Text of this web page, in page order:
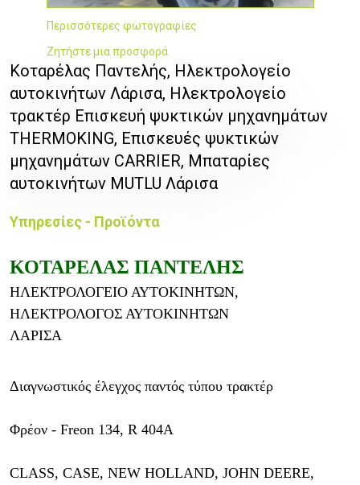
Περισσότερες φωτογραφίες
Ζητήστε μια προσφορά
Κοταρέλας Παντελής, Ηλεκτρολογείο
αυτοκινήτων Λάρισα, Ηλεκτρολογείο
τρακτέρ Επισκευή ψυκτικών μηχανημάτων
THERMOKING, Επισκευές ψυκτικών
μηχανημάτων CARRIER, Μπαταρίες
αυτοκινήτων MUTLU Λάρισα
Υπηρεσίες - Προϊόντα
ΚΟΤΑΡΕΛΑΣ ΠΑΝΤΕΛΗΣ
ΗΛΕΚΤΡΟΛΟΓΕΙΟ ΑΥΤΟΚΙΝΗΤΩΝ,
ΗΛΕΚΤΡΟΛΟΓΟΣ ΑΥΤΟΚΙΝΗΤΩΝ
ΛΑΡΙΣΑ
Διαγνωστικός έλεγχος παντός τύπου τρακτέρ
Φρέον - Freon 134, R 404A
CLASS, CASE, NEW HOLLAND, JOHN DEERE,